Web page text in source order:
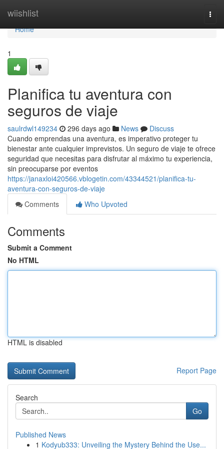
wiishlist
Home
Home
1
Planifica tu aventura con
seguros de viaje
saulrdwl149234 296 days ago News
Discuss
Cuando emprendas una aventura, es imperativo proteger tu
bienestar ante cualquier imprevistos. Un seguro de viaje te ofrece
seguridad que necesitas para disfrutar al máximo tu experiencia,
sin preocuparse por eventos
https://janaxloi420566.vblogetin.com/43344521/planifica-tu-
aventura-con-seguros-de-viaje
Comments
Who Upvoted
Comments
Submit a Comment
No HTML
HTML is disabled
Report Page
Search
Go
Published News
1 Kodyub333: Unveiling the Mystery Behind the Use...